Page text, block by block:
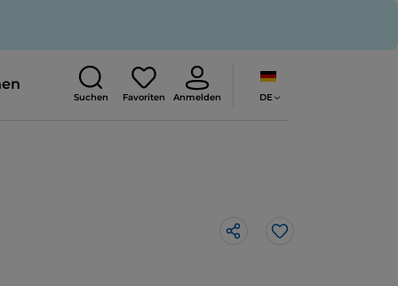
Suchen Favoriten Anmelden DE
Like